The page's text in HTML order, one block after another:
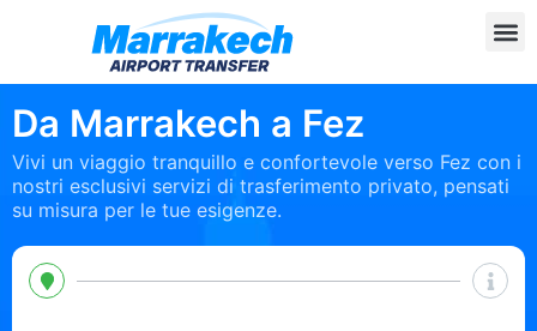
Da Marrakech a Fez
Vivi un viaggio tranquillo e confortevole verso Fez con i
nostri esclusivi servizi di trasferimento privato, pensati
su misura per le tue esigenze.